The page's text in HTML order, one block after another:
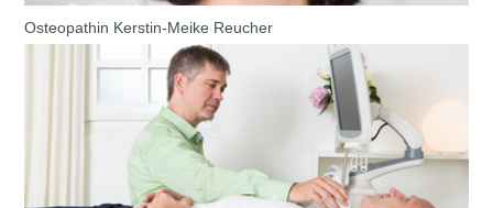
Osteopathin Kerstin-Meike Reucher